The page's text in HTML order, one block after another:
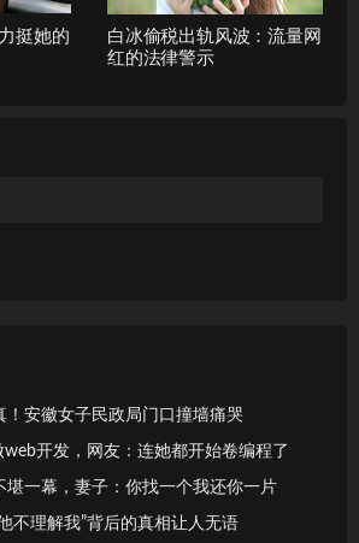
挺她的
白冰偷税出轨风波：流量网
红的法律警示
！安徽女子民政局门口撞墙痛哭
开发，网友：连她都开始卷编程了
堪一幕，妻子：你找一个我还你一片
不理解我”背后的真相让人无语